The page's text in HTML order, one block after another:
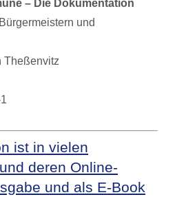
– Die Dokumentation
und
Theßenvitz
ist in vielen
deren Online-
und als E-Book